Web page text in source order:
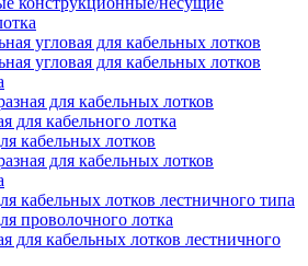
угловая для кабельных лотков
угловая для кабельных лотков
для кабельных лотков
для кабельного лотка
кабельных лотков
для кабельных лотков
кабельных лотков лестничного типа
проволочного лотка
для кабельных лотков лестничного